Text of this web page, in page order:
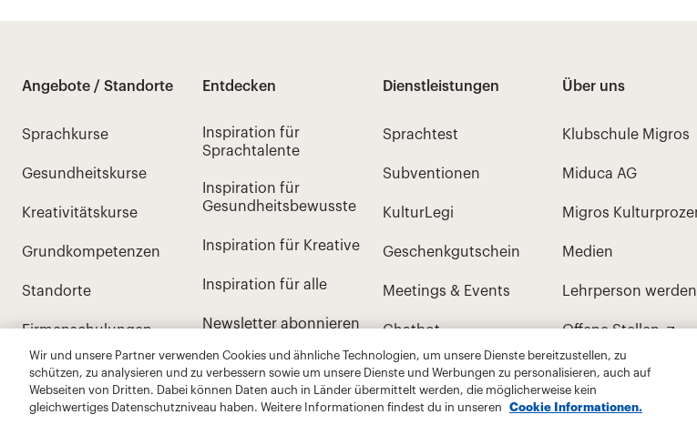
Wir und unsere Partner verwenden Cookies und ähnliche Technologien, um unsere Dienste bereitzustellen, zu
schützen, zu analysieren und zu verbessern sowie um unsere Dienste und Werbungen zu personalisieren, auch auf
Webseiten von Dritten. Dabei können Daten auch in Länder übermittelt werden, die möglicherweise kein
gleichwertiges Datenschutzniveau haben. Weitere Informationen findest du in unseren
Cookie Informationen.